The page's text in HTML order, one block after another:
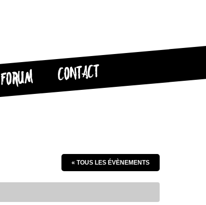
FORUM CONTACT
« TOUS LES ÉVÈNEMENTS